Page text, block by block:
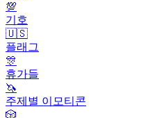
💯
기호
🇺🇸
플래그
🎊
휴가들
🦄
주제별 이모티콘
🎲